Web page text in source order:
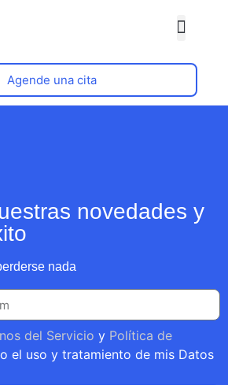
Agende una cita
novedades y
nada
del Servicio y Política de
el uso y tratamiento de mis Datos